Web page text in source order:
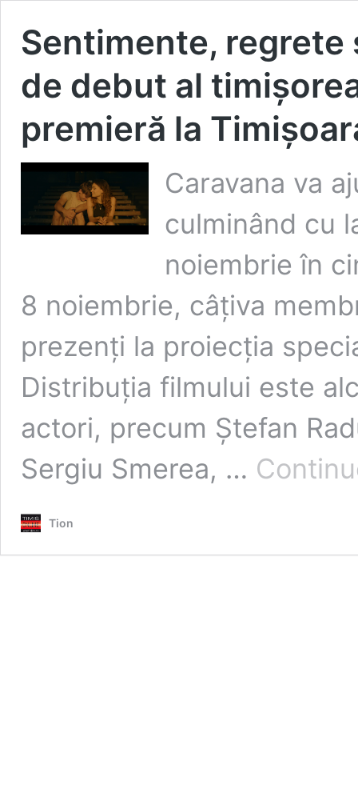
Sentimente, regrete
de debut al
premieră la
Caravana va
culminând cu
noiembrie în
8 noiembrie, câțiva
prezenți la proiecția
Distribuția filmului este
actori, precum Ștefan
Sergiu Smerea, …
Tion